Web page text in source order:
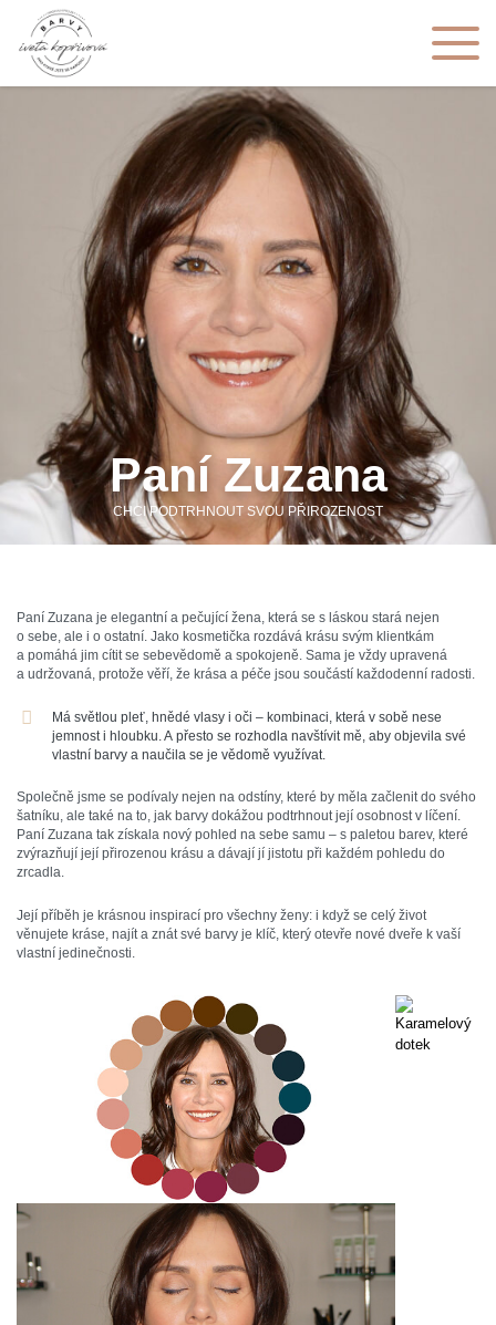
Paní Zuzana
CHCI PODTRHNOUT SVOU PŘIROZENOST
Paní Zuzana je elegantní a pečující žena, která se s láskou stará nejen
o sebe, ale i o ostatní. Jako kosmetička rozdává krásu svým klientkám
a pomáhá jim cítit se sebevědomě a spokojeně. Sama je vždy upravená
a udržovaná, protože věří, že krása a péče jsou součástí každodenní radosti.
Má světlou pleť, hnědé vlasy i oči – kombinaci, která v sobě nese
jemnost i hloubku. A přesto se rozhodla navštívit mě, aby objevila své
vlastní barvy a naučila se je vědomě využívat.
Společně jsme se podívaly nejen na odstíny, které by měla začlenit do svého
šatníku, ale také na to, jak barvy dokážou podtrhnout její osobnost v líčení.
Paní Zuzana tak získala nový pohled na sebe samu – s paletou barev, které
zvýrazňují její přirozenou krásu a dávají jí jistotu při každém pohledu do
zrcadla.
Její příběh je krásnou inspirací pro všechny ženy: i když se celý život
věnujete kráse, najít a znát své barvy je klíč, který otevře nové dveře k vaší
vlastní jedinečnosti.